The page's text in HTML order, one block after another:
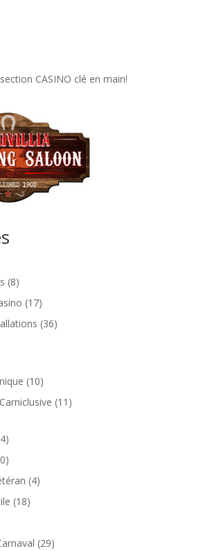
CASINO clé en main!
88
produits
1717
produits
3636
1010
produits
11 11
44
produits
10
produits
44
1818
2929